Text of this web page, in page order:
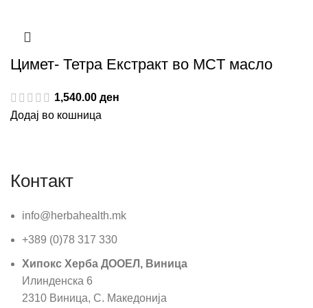
Цимет- Тетра Екстракт во MCT масло
1,540.00 ден
Додај во кошница
Контакт
info@herbahealth.mk
+389 (0)78 317 330
Хипокс Херба ДООЕЛ, Виница
Илинденска 6
2310 Виница, С. Македонија